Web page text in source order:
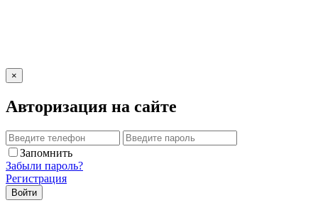
×
Авторизация на сайте
Запомнить
Забыли пароль?
Регистрация